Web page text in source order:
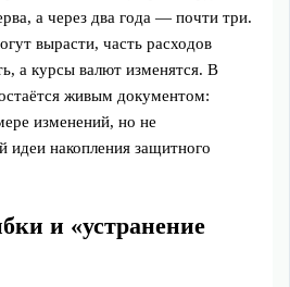
а через два года — почти три.
вырасти, часть расходов
а курсы валют изменятся. В
живым документом:
изменений, но не
идеи накопления защитного
и «устранение